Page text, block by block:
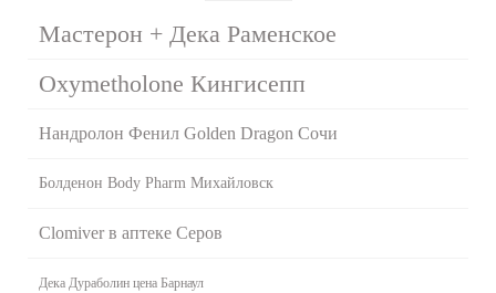
Мастерон + Дека Раменское
Oxymetholone Кингисепп
Нандролон Фенил Golden Dragon Сочи
Болденон Body Pharm Михайловск
Clomiver в аптеке Серов
Дека Дураболин цена Барнаул